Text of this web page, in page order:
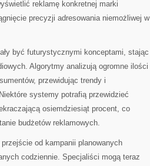
reklamę konkretnej marki
precyzji adresowania niemożliwej w
być futurystycznymi konceptami, stając
Algorytmy analizują ogromne ilości
przewidując trendy i
systemy potrafią przewidzieć
osiemdziesiąt procent, co
budżetów reklamowych.
od kampanii planowanych
codziennie. Specjaliści mogą teraz